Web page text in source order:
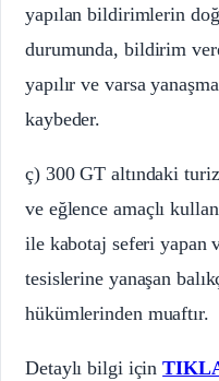
yapılan bildirimlerin
durumunda, bildirim
yapılır ve varsa
kaybeder.
ç) 300 GT altındaki
ve eğlence amaçlı
ile kabotaj seferi yapan
tesislerine yanaşan
hükümlerinden muaftır.
Detaylı bilgi için